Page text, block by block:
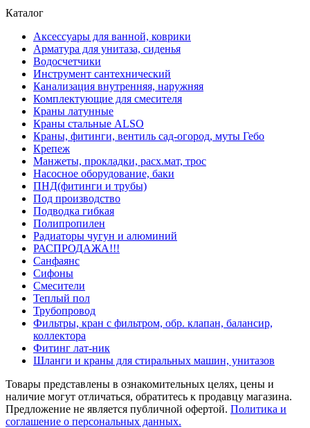
Каталог
Аксессуары для ванной, коврики
Арматура для унитаза, сиденья
Водосчетчики
Инструмент сантехнический
Канализация внутренняя, наружняя
Комплектующие для смесителя
Краны латунные
Краны стальные ALSO
Краны, фитинги, вентиль сад-огород, муты Гебо
Крепеж
Манжеты, прокладки, расх.мат, трос
Насосное оборудование, баки
ПНД(фитинги и трубы)
Под производство
Подводка гибкая
Полипропилен
Радиаторы чугун и алюминий
РАСПРОДАЖА!!!
Санфаянс
Сифоны
Смесители
Теплый пол
Трубопровод
Фильтры, кран с фильтром, обр. клапан, балансир,
коллектора
Фитинг лат-ник
Шланги и краны для стиральных машин, унитазов
Товары представлены в ознакомительных целях, цены и
наличие могут отличаться, обратитесь к продавцу магазина.
Предложение не является публичной офертой. Политика и
соглашение о персональных данных.